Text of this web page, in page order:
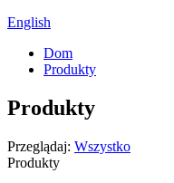
English
Dom
Produkty
Produkty
Przeglądaj: Wszystko
Produkty